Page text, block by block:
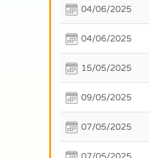
04/06/2025
04/06/2025
15/05/2025
09/05/2025
07/05/2025
07/05/2025